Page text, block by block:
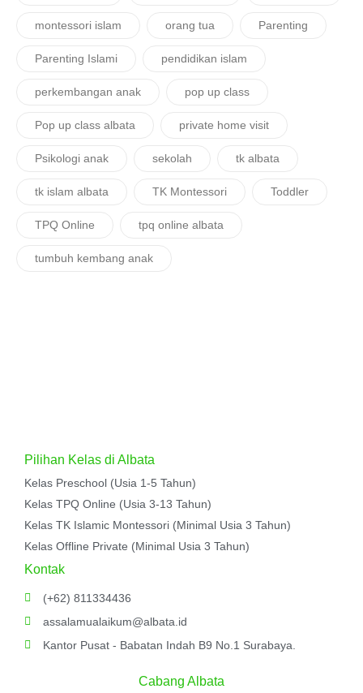
montessori islam orang tua Parenting
Parenting Islami pendidikan islam
perkembangan anak pop up class
Pop up class albata private home visit
Psikologi anak sekolah tk albata
tk islam albata TK Montessori Toddler
TPQ Online tpq online albata
tumbuh kembang anak
Pilihan Kelas di Albata
Kelas Preschool (Usia 1-5 Tahun)
Kelas TPQ Online (Usia 3-13 Tahun)
Kelas TK Islamic Montessori (Minimal Usia 3 Tahun)
Kelas Offline Private (Minimal Usia 3 Tahun)
Kontak
(+62) 811334436
assalamualaikum@albata.id
Kantor Pusat - Babatan Indah B9 No.1 Surabaya.
Cabang Albata